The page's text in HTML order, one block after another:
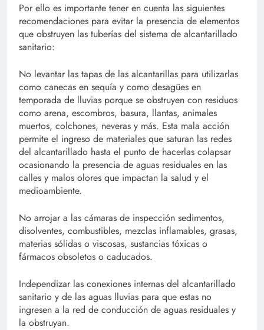
Por ello es importante tener en cuenta las siguientes
recomendaciones para evitar la presencia de elementos
que obstruyen las tuberías del sistema de alcantarillado
sanitario:
No levantar las tapas de las alcantarillas para utilizarlas
como canecas en sequía y como desagües en
temporada de lluvias porque se obstruyen con residuos
como arena, escombros, basura, llantas, animales
muertos, colchones, neveras y más. Esta mala acción
permite el ingreso de materiales que saturan las redes
del alcantarillado hasta el punto de hacerlas colapsar
ocasionando la presencia de aguas residuales en las
calles y malos olores que impactan la salud y el
medioambiente.
No arrojar a las cámaras de inspección sedimentos,
disolventes, combustibles, mezclas inflamables, grasas,
materias sólidas o viscosas, sustancias tóxicas o
fármacos obsoletos o caducados.
Independizar las conexiones internas del alcantarillado
sanitario y de las aguas lluvias para que estas no
ingresen a la red de conducción de aguas residuales y
la obstruyan.